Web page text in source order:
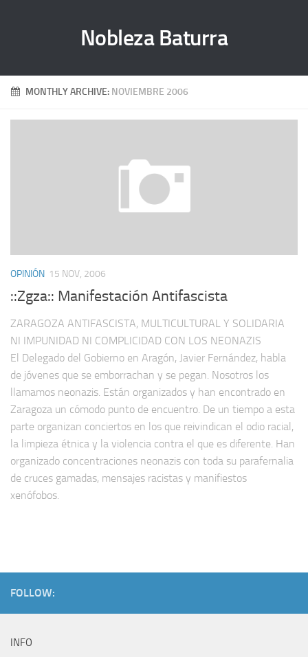
Nobleza Baturra
MONTHLY ARCHIVE: NOVIEMBRE 2006
OPINIÓN 15 NOV, 2006
::Zgza:: Manifestación Antifascista
ZARAGOZA ANTIFASCISTA, MULTICULTURAL Y SOLIDARIA
NI IMPUNIDAD NI COMPLICIDAD CON LOS NEONAZIS
El Delegado del Gobierno en Aragón, Javier Fernández, habla
de jóvenes que se emborrachan y se pegan. Nosotros los
llamamos neonazis. Están organizados y han encontrado en
Zaragoza un cómodo punto de encuentro. De un tiempo a esta
parte organizan conciertos en los que reivindican el odio racial,
la limpieza étnica y la violencia contra el que es diferente. Han
organizado concentraciones neonazis con toda su parafernalia
de cruces gamadas, mensajes racistas y manifiestos
xenófobos.
FOLLOW:
INFO